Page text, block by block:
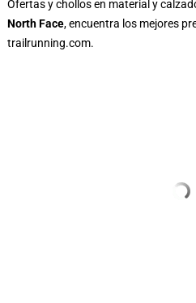
Ofertas y chollos en material y
North Face, encuentra los mejores
trailrunning.com.